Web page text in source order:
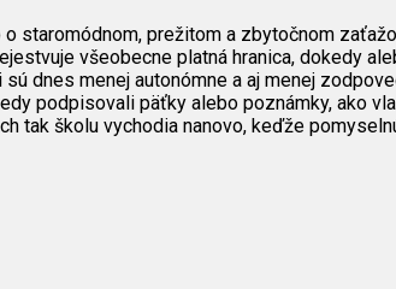
staromódnom, prežitom a zbytočnom
všeobecne platná hranica, dokedy
dnes menej autonómne a aj menej
podpisovali päťky alebo poznámky, ako
školu vychodia nanovo, keďže